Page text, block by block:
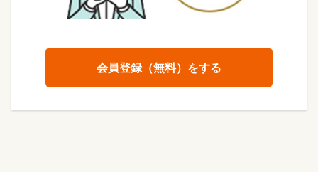
会員登録（無料）をする